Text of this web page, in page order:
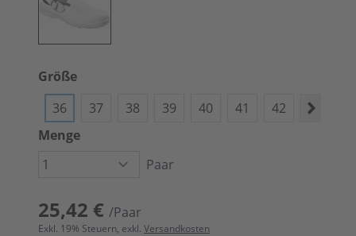
Größe
36
37 38 39 40 41 42 43
Menge
Paar
25,42 € /Paar
Exkl. 19% Steuern, exkl. Versandkosten